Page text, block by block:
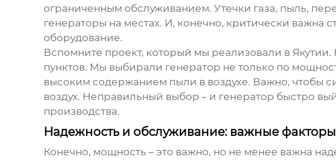
ограниченным обслуживанием. Утечки газа, пыль,
генераторы на местах. И, конечно, критически важна
оборудование.
Вспомните проект, который мы реализовали в
пунктов. Мы выбирали генератор не только по
высоким содержанием пыли в воздухе. Важно, чтобы
воздух. Неправильный выбор – и генератор быстро
производства.
Надежность и обслуживание: важные факторы
Конечно, мощность – это важно, но не менее важна